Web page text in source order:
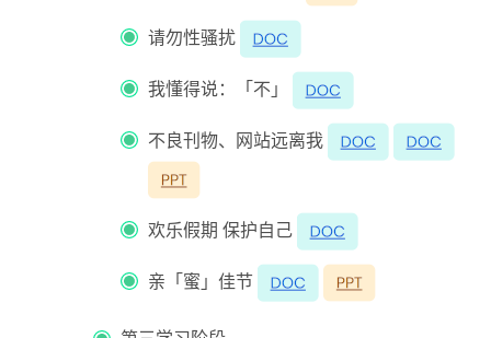
请勿性骚扰
我懂得说：「不」
不良刊物、网站远离我
欢乐假期 保护自己
亲「蜜」佳节